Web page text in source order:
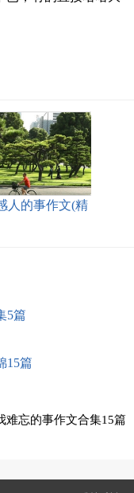
人的事作文(精
5篇
15篇
难忘的事作文合集15篇